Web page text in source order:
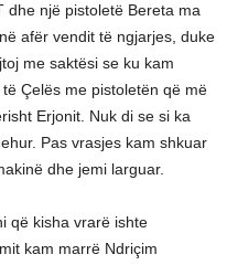
dhe një pistoletë Bereta ma
afër vendit të ngjarjes, duke
me saktësi se ku kam
Çelës me pistoletën që më
Erjonit. Nuk di se si ka
Pas vrasjes kam shkuar
dhe jemi larguar.
që kisha vrarë ishte
kam marrë Ndriçim